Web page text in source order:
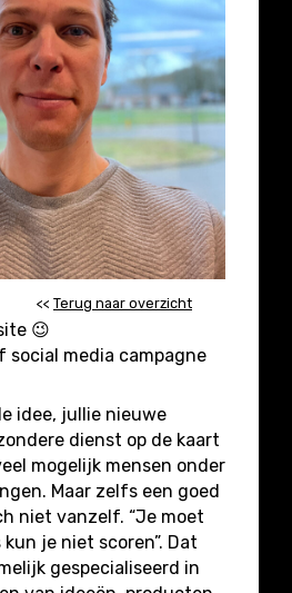
<< Terug naar overzicht
😉
social media campagne
idee, jullie nieuwe
dienst op de kaart
mogelijk mensen onder
Maar zelfs een goed
niet vanzelf. “Je moet
je niet scoren”. Dat
gespecialiseerd in